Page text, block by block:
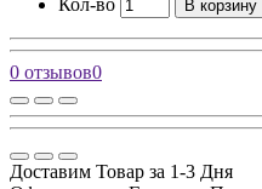
В корзину
0 отзывов0
Доставим Товар за 1-3 Дня